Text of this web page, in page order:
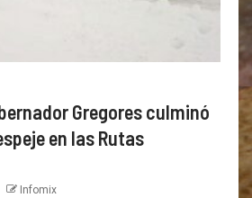
Gregores culminó
en las Rutas
Infomix